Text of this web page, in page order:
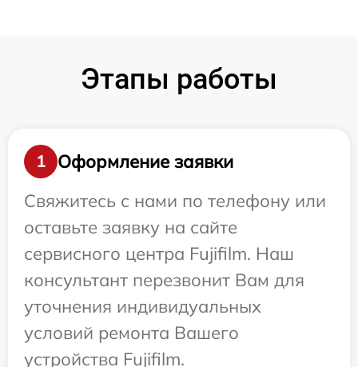
Этапы работы
1
Оформление заявки
Свяжитесь с нами по телефону или
оставьте заявку на сайте
сервисного центра Fujifilm. Наш
консультант перезвонит Вам для
уточнения индивидуальных
условий ремонта Вашего
устройства Fujifilm.